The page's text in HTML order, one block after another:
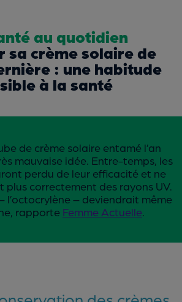
au quotidien
sa crème solaire de
: une habitude
à la santé
de crème solaire entamé l’an
mauvaise idée. Entre-temps, les
perdu de leur efficacité et ne
correctement des rayons UV.
l’octocrylène – deviendrait même
rapporte Femme Actuelle